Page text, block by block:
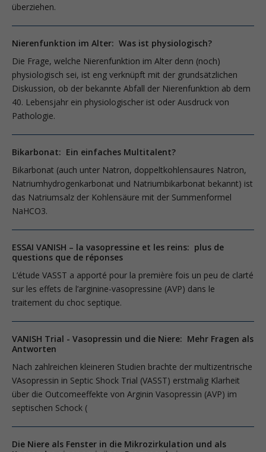
überziehen.
Nierenfunktion im Alter: Was ist physiologisch?
Die Frage, welche Nierenfunktion im Alter denn (noch)
physiologisch sei, ist eng verknüpft mit der grundsätzlichen
Diskussion, ob der bekannte Abfall der Nierenfunktion ab dem
40. Lebensjahr ein physiologischer ist oder Ausdruck von
Pathologie.
Bikarbonat: Ein einfaches Multitalent?
Bikarbonat (auch unter Natron, doppeltkohlensaures Natron,
Natriumhy­drogenkarbonat und Natriumbikarbonat bekannt) ist
das Natriumsalz der Kohlensäure mit der Summenformel
NaHCO3.
ESSAI VANISH – la vasopressine et les reins: plus de
questions que de réponses
L’étude VASST a apporté pour la première fois un peu de clarté
sur les effets de l’arginine-vasopressine (AVP) dans le
traitement du choc septique.
VANISH Trial - Vasopressin und die Niere: Mehr Fragen als
Antworten
Nach zahlreichen kleineren Studien brachte der multizentrische
VAsopressin in Septic Shock Trial (VASST) erstmalig Klarheit
über die Outcomeeffekte von Arginin Vasopressin (AVP) im
septischen Schock (
Die Niere als Fenster in die Mikrozirkulation und als